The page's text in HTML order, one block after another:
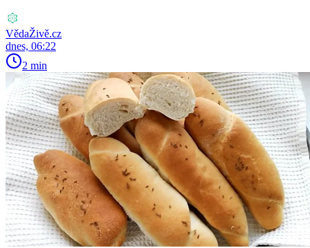
VědaŽivě.cz
dnes, 06:22
2 min